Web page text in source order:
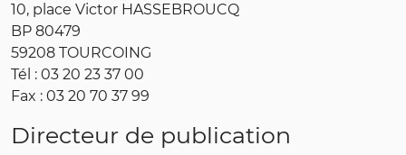
10, place Victor HASSEBROUCQ
BP 80479
59208 TOURCOING
Tél : 03 20 23 37 00
Fax : 03 20 70 37 99
Directeur de publication